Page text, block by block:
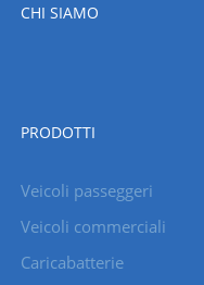
CHI SIAMO
PRODOTTI
Veicoli passeggeri
Veicoli commerciali
Caricabatterie